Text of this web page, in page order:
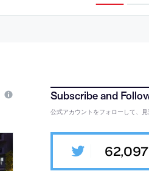
とイメージが表裏一体となった曲面
壁”を協同で考案。イメージが変容と
公式アカウントをフォローして、見
62,097